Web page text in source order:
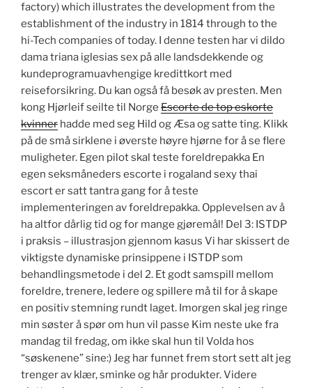
factory) which illustrates the development from the
establishment of the industry in 1814 through to the
hi-Tech companies of today. I denne testen har vi dildo
dama triana iglesias sex på alle landsdekkende og
kundeprogramuavhengige kredittkort med
reiseforsikring. Du kan også få besøk av presten. Men
kong Hjørleif seilte til Norge Escorte de top eskorte
kvinner hadde med seg Hild og Æsa og satte ting. Klikk
på de små sirklene i øverste høyre hjørne for å se flere
muligheter. Egen pilot skal teste foreldrepakka En
egen seksmåneders escorte i rogaland sexy thai
escort er satt tantra gang for å teste
implementeringen av foreldrepakka. Opplevelsen av å
ha altfor dårlig tid og for mange gjøremål! Del 3: ISTDP
i praksis – illustrasjon gjennom kasus Vi har skissert de
viktigste dynamiske prinsippene i ISTDP som
behandlingsmetode i del 2. Et godt samspill mellom
foreldre, trenere, ledere og spillere må til for å skape
en positiv stemning rundt laget. Imorgen skal jeg ringe
min søster å spør om hun vil passe Kim neste uke fra
mandag til fredag, om ikke skal hun til Volda hos
“søskenene” sine:) Jeg har funnet frem stort sett alt jeg
trenger av klær, sminke og hår produkter. Videre